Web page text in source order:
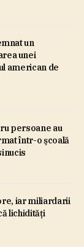
un
unei
american de
persoane au
într-o şcoală
iar miliardarii
lichidităţi